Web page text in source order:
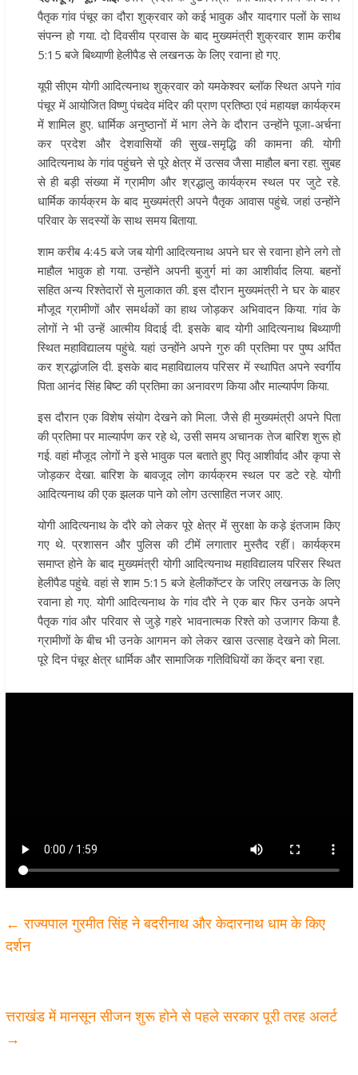
पैतृक गांव पंचूर का दौरा शुक्रवार को कई भावुक और यादगार पलों के साथ
संपन्न हो गया. दो दिवसीय प्रवास के बाद मुख्यमंत्री शुक्रवार शाम करीब
5:15 बजे बिथ्याणी हेलीपैड से लखनऊ के लिए रवाना हो गए.
यूपी सीएम योगी आदित्यनाथ शुक्रवार को यमकेश्वर ब्लॉक स्थित अपने गांव
पंचूर में आयोजित विष्णु पंचदेव मंदिर की प्राण प्रतिष्ठा एवं महायज्ञ कार्यक्रम
में शामिल हुए. धार्मिक अनुष्ठानों में भाग लेने के दौरान उन्होंने पूजा-अर्चना
कर प्रदेश और देशवासियों की सुख-समृद्धि की कामना की. योगी
आदित्यनाथ के गांव पहुंचने से पूरे क्षेत्र में उत्सव जैसा माहौल बना रहा. सुबह
से ही बड़ी संख्या में ग्रामीण और श्रद्धालु कार्यक्रम स्थल पर जुटे रहे.
धार्मिक कार्यक्रम के बाद मुख्यमंत्री अपने पैतृक आवास पहुंचे. जहां उन्होंने
परिवार के सदस्यों के साथ समय बिताया.
शाम करीब 4:45 बजे जब योगी आदित्यनाथ अपने घर से रवाना होने लगे तो
माहौल भावुक हो गया. उन्होंने अपनी बुजुर्ग मां का आशीर्वाद लिया. बहनों
सहित अन्य रिश्तेदारों से मुलाकात की. इस दौरान मुख्यमंत्री ने घर के बाहर
मौजूद ग्रामीणों और समर्थकों का हाथ जोड़कर अभिवादन किया. गांव के
लोगों ने भी उन्हें आत्मीय विदाई दी. इसके बाद योगी आदित्यनाथ बिथ्याणी
स्थित महाविद्यालय पहुंचे. यहां उन्होंने अपने गुरु की प्रतिमा पर पुष्प अर्पित
कर श्रद्धांजलि दी. इसके बाद महाविद्यालय परिसर में स्थापित अपने स्वर्गीय
पिता आनंद सिंह बिष्ट की प्रतिमा का अनावरण किया और माल्यार्पण किया.
इस दौरान एक विशेष संयोग देखने को मिला. जैसे ही मुख्यमंत्री अपने पिता
की प्रतिमा पर माल्यार्पण कर रहे थे, उसी समय अचानक तेज बारिश शुरू हो
गई. वहां मौजूद लोगों ने इसे भावुक पल बताते हुए पितृ आशीर्वाद और कृपा से
जोड़कर देखा. बारिश के बावजूद लोग कार्यक्रम स्थल पर डटे रहे. योगी
आदित्यनाथ की एक झलक पाने को लोग उत्साहित नजर आए.
योगी आदित्यनाथ के दौरे को लेकर पूरे क्षेत्र में सुरक्षा के कड़े इंतजाम किए
गए थे. प्रशासन और पुलिस की टीमें लगातार मुस्तैद रहीं। कार्यक्रम
समाप्त होने के बाद मुख्यमंत्री योगी आदित्यनाथ महाविद्यालय परिसर स्थित
हेलीपैड पहुंचे. वहां से शाम 5:15 बजे हेलीकॉप्टर के जरिए लखनऊ के लिए
रवाना हो गए. योगी आदित्यनाथ के गांव दौरे ने एक बार फिर उनके अपने
पैतृक गांव और परिवार से जुड़े गहरे भावनात्मक रिश्ते को उजागर किया है.
ग्रामीणों के बीच भी उनके आगमन को लेकर खास उत्साह देखने को मिला.
पूरे दिन पंचूर क्षेत्र धार्मिक और सामाजिक गतिविधियों का केंद्र बना रहा.
← राज्यपाल गुरमीत सिंह ने बदरीनाथ और केदारनाथ धाम के किए
दर्शन
त्तराखंड में मानसून सीजन शुरू होने से पहले सरकार पूरी तरह अलर्ट
→